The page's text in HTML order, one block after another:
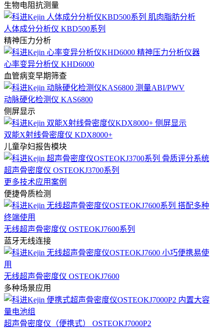
生物电阻抗测量
人体成分分析仪 KBD500系列
精神压力分析
心率变异分析仪 KHD6000
血管病变早期筛查
动脉硬化检测仪 KAS6800
侧屏显示
双能X射线骨密度仪 KDX8000+
儿童孕妇报告模块
超声骨密度仪 OSTEOKJ3700系列
更多技术应用案例
便捷骨质检测
无线超声骨密度仪 OSTEOKJ7600系列
蓝牙无线连接
无线超声骨密度仪 OSTEOKJ7600
多种场景应用
超声骨密度仪（便携式） OSTEOKJ7000P2